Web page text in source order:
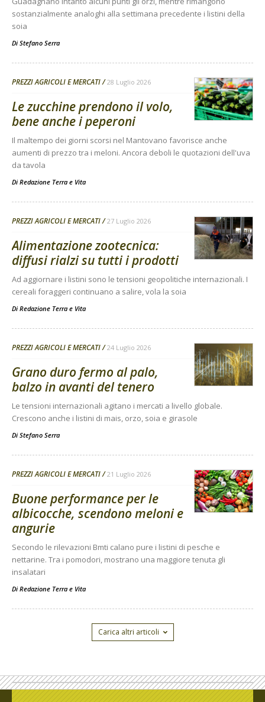
sostanzialmente analoghi alla settimana precedente i listini della
soia
Di Stefano Serra
PREZZI AGRICOLI E MERCATI 28 Luglio 2026
Le zucchine prendono il volo,
bene anche i peperoni
Il maltempo dei giorni scorsi nel Mantovano favorisce anche
aumenti di prezzo tra i meloni. Ancora deboli le quotazioni dell'uva
da tavola
Di Redazione Terra e Vita
PREZZI AGRICOLI E MERCATI 27 Luglio 2026
Alimentazione zootecnica:
diffusi rialzi su tutti i prodotti
Ad aggiornare i listini sono le tensioni geopolitiche internazionali. I
cereali foraggeri continuano a salire, vola la soia
Di Redazione Terra e Vita
PREZZI AGRICOLI E MERCATI 24 Luglio 2026
Grano duro fermo al palo,
balzo in avanti del tenero
Le tensioni internazionali agitano i mercati a livello globale.
Crescono anche i listini di mais, orzo, soia e girasole
Di Stefano Serra
PREZZI AGRICOLI E MERCATI 21 Luglio 2026
Buone performance per le
albicocche, scendono meloni e
angurie
Secondo le rilevazioni Bmti calano pure i listini di pesche e
nettarine. Tra i pomodori, mostrano una maggiore tenuta gli
insalatari
Di Redazione Terra e Vita
Carica altri articoli